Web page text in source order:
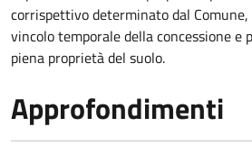
corrispettivo determinato dal
vincolo temporale della concessione e
piena proprietà del suolo.
Approfondimenti